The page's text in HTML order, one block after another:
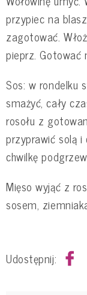
przypiec na
zagotować.
pieprz. Gotować
Sos: w rondelku
smażyć, cały
rosołu z
przyprawić solą
chwilkę
Mięso wyjąć z
sosem,
Udostępnij: